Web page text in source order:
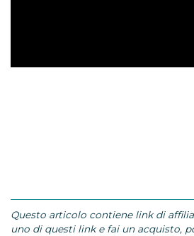
Questo articolo contiene link di
uno di questi link e fai un acquisto,